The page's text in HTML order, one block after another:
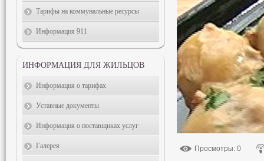
Просмотры: 0
Тарифы на коммунальные ресурсы
Информация 911
ИНФОРМАЦИЯ ДЛЯ ЖИЛЬЦОВ
Информация о тарифах
Уставные документы
Информация о поставщиках услуг
Галерея